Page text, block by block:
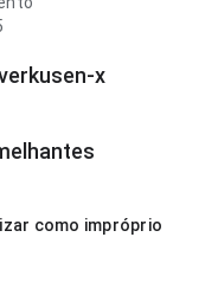
x
como impróprio